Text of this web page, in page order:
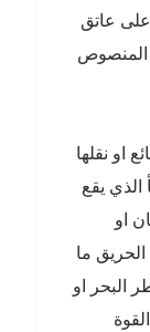
على عاتق
المنصوص
او نقلها
الذي يقع
او
ما
البحر او